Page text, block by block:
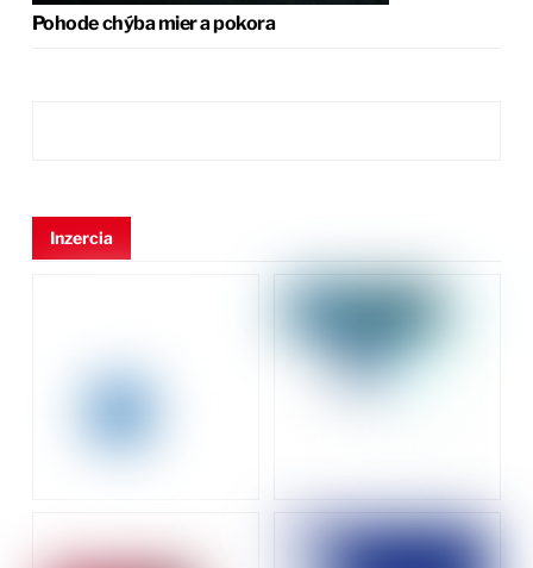
Pohode chýba mier a pokora
Inzercia